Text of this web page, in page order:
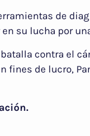
de
su lucha por
contra el
fines de lucro,